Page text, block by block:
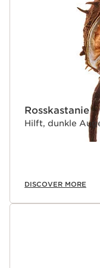
Bewertung, die
berechnet
verwendet werden.
Rosskastanie
Hilft, dunkle
DISCOVER MORE